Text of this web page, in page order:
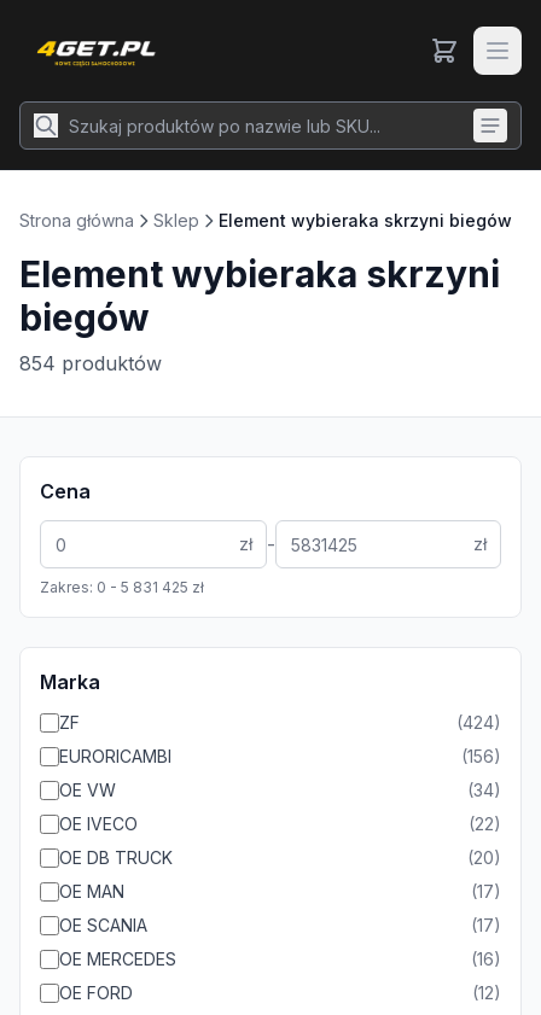
Strona główna Sklep Element wybieraka skrzyni biegów
Element wybieraka skrzyni
biegów
854 produktów
Cena
zł - zł
Zakres: 0 - 5 831 425 zł
Marka
ZF (424)
EURORICAMBI
(156)
OE VW
(34)
OE IVECO
(22)
OE DB TRUCK
(20)
OE MAN
(17)
OE SCANIA
(17)
OE MERCEDES
(16)
OE FORD
(12)